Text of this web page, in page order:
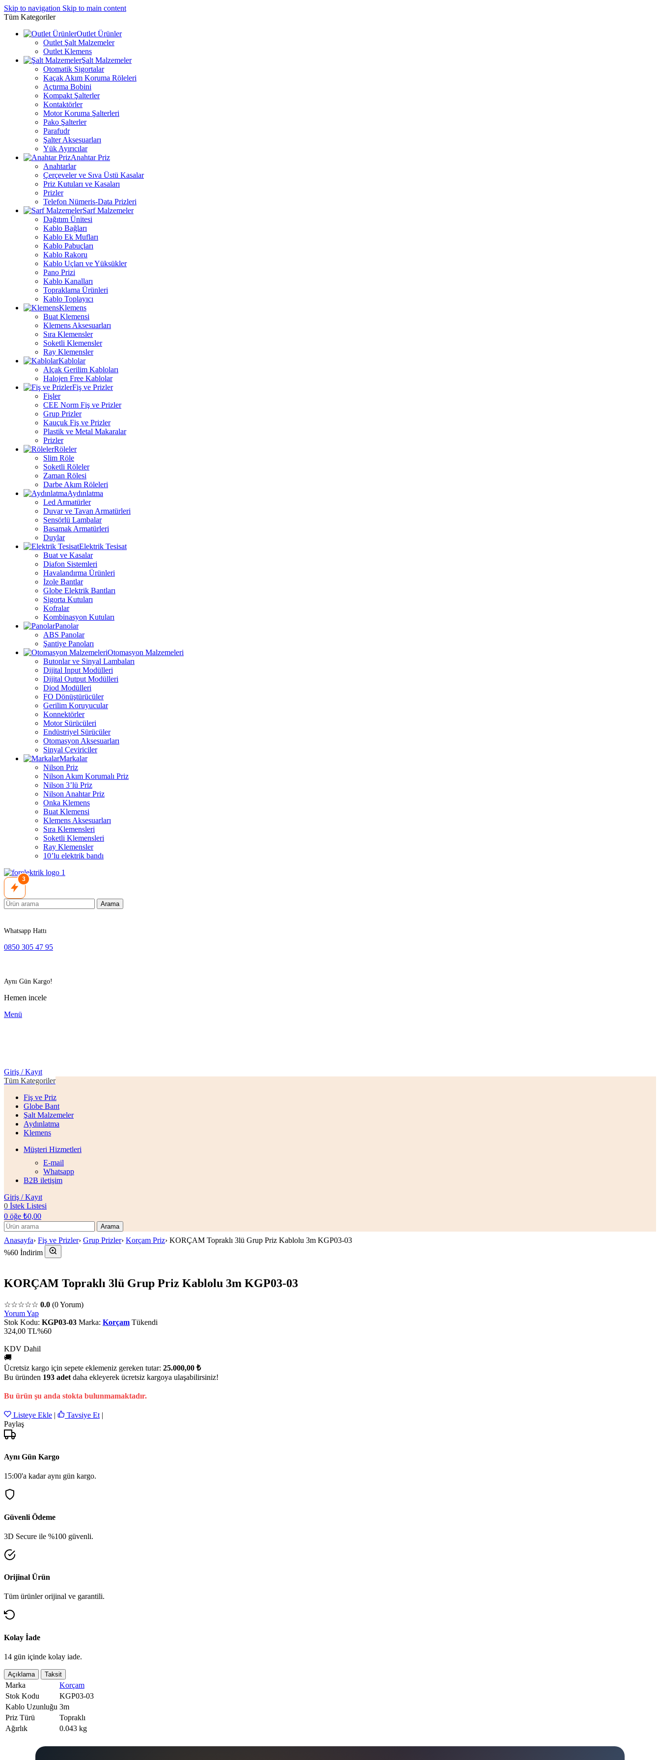
Skip to navigation Skip to main content
Tüm Kategoriler
Outlet Ürünler
Outlet Şalt Malzemeler
Outlet Klemens
Şalt Malzemeler
Otomatik Sigortalar
Kaçak Akım Koruma Röleleri
Açtırma Bobini
Kompakt Şalterler
Kontaktörler
Motor Koruma Şalterleri
Pako Şalterler
Parafudr
Şalter Aksesuarları
Yük Ayırıcılar
Anahtar Priz
Anahtarlar
Çerçeveler ve Sıva Üstü Kasalar
Priz Kutuları ve Kasaları
Prizler
Telefon Nümeris-Data Prizleri
Sarf Malzemeler
Dağıtım Ünitesi
Kablo Bağları
Kablo Ek Mufları
Kablo Pabuçları
Kablo Rakoru
Kablo Uçları ve Yüksükler
Pano Prizi
Kablo Kanalları
Topraklama Ürünleri
Kablo Toplayıcı
Klemens
Buat Klemensi
Klemens Aksesuarları
Sıra Klemensler
Soketli Klemensler
Ray Klemensler
Kablolar
Alçak Gerilim Kabloları
Halojen Free Kablolar
Fiş ve Prizler
Fişler
CEE Norm Fiş ve Prizler
Grup Prizler
Kauçuk Fiş ve Prizler
Plastik ve Metal Makaralar
Prizler
Röleler
Slim Röle
Soketli Röleler
Zaman Rölesi
Darbe Akım Röleleri
Aydınlatma
Led Armatürler
Duvar ve Tavan Armatürleri
Sensörlü Lambalar
Basamak Armatürleri
Duylar
Elektrik Tesisat
Buat ve Kasalar
Diafon Sistemleri
Havalandırma Ürünleri
İzole Bantlar
Globe Elektrik Bantları
Sigorta Kutuları
Kofralar
Kombinasyon Kutuları
Panolar
ABS Panolar
Şantiye Panoları
Otomasyon Malzemeleri
Butonlar ve Sinyal Lambaları
Dijital Input Modülleri
Dijital Output Modülleri
Diod Modülleri
FO Dönüştürücüler
Gerilim Koruyucular
Konnektörler
Motor Sürücüleri
Endüstriyel Sürücüler
Otomasyon Aksesuarları
Sinyal Çeviriciler
Markalar
Nilson Priz
Nilson Akım Korumalı Priz
Nilson 3’lü Priz
Nilson Anahtar Priz
Onka Klemens
Buat Klemensi
Klemens Aksesuarları
Sıra Klemensleri
Soketli Klemensleri
Ray Klemensler
10’lu elektrik bandı
3
Arama
Whatsapp Hattı
0850 305 47 95
Aynı Gün Kargo!
Hemen incele
Menü
Giriş / Kayıt
Tüm Kategoriler
Fiş ve Priz
Globe Bant
Şalt Malzemeler
Aydınlatma
Klemens
Müşteri Hizmetleri
E-mail
Whatsapp
B2B iletişim
Giriş / Kayıt
0 İstek Listesi
0 öğe ₺0,00
Arama
Anasayfa› Fiş ve Prizler› Grup Prizler› Korçam Priz› KORÇAM Topraklı 3lü Grup Priz Kablolu 3m KGP03-03
%60 İndirim
KORÇAM Topraklı 3lü Grup Priz Kablolu 3m KGP03-03
☆☆☆☆☆ 0.0 (0 Yorum)
Yorum Yap
Stok Kodu: KGP03-03 Marka: Korçam Tükendi
324,00 TL%60
KDV Dahil
🚚
Ücretsiz kargo için sepete eklemeniz gereken tutar: 25.000,00 ₺
Bu üründen 193 adet daha ekleyerek ücretsiz kargoya ulaşabilirsiniz!
Bu ürün şu anda stokta bulunmamaktadır.
Listeye Ekle | Tavsiye Et |
Paylaş
Aynı Gün Kargo
15:00'a kadar aynı gün kargo.
Güvenli Ödeme
3D Secure ile %100 güvenli.
Orijinal Ürün
Tüm ürünler orijinal ve garantili.
Kolay İade
14 gün içinde kolay iade.
Açıklama Taksit
Marka
Korçam
Stok Kodu
KGP03-03
Kablo Uzunluğu 3m
Priz Türü
Topraklı
Ağırlık
0.043 kg